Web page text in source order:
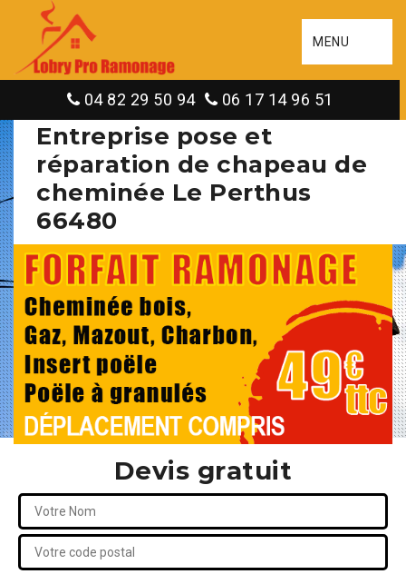
MENU
04 82 29 50 94 06 17 14 96 51
Entreprise pose et
réparation de chapeau de
cheminée Le Perthus
66480
Devis gratuit